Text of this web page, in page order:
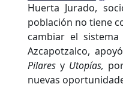
Huerta Jurado,
población no tiene
cambiar el
Azcapotzalco,
Pilares y Utopías,
nuevas